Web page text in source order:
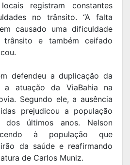
registram constantes
no trânsito. “A falta
causado uma dificuldade
e também ceifado
defendeu a duplicação da
a atuação da ViaBahia na
Segundo ele, a ausência
prejudicou a população
últimos anos. Nelson
à população que
da saúde e reafirmando
de Carlos Muniz.